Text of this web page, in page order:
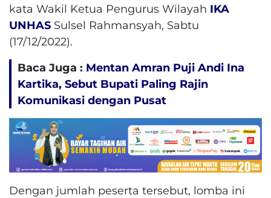
kata Wakil Ketua Pengurus Wilayah IKA
UNHAS Sulsel Rahmansyah, Sabtu
(17/12/2022).
Baca Juga : Mentan Amran Puji Andi Ina
Kartika, Sebut Bupati Paling Rajin
Komunikasi dengan Pusat
Dengan jumlah peserta tersebut, lomba ini